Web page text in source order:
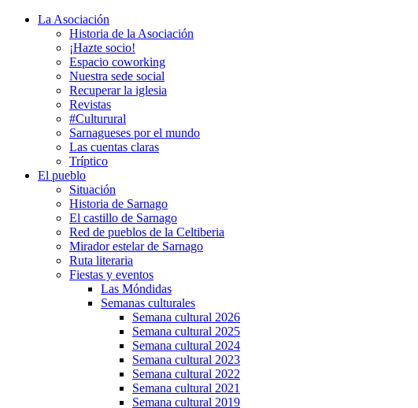
La Asociación
Historia de la Asociación
¡Hazte socio!
Espacio coworking
Nuestra sede social
Recuperar la iglesia
Revistas
#Culturural
Sarnagueses por el mundo
Las cuentas claras
Tríptico
El pueblo
Situación
Historia de Sarnago
El castillo de Sarnago
Red de pueblos de la Celtiberia
Mirador estelar de Sarnago
Ruta literaria
Fiestas y eventos
Las Móndidas
Semanas culturales
Semana cultural 2026
Semana cultural 2025
Semana cultural 2024
Semana cultural 2023
Semana cultural 2022
Semana cultural 2021
Semana cultural 2019